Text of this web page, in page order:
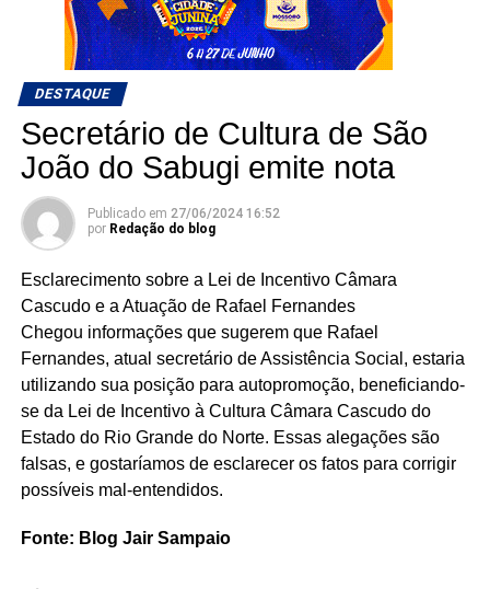
DESTAQUE
Secretário de Cultura de São
João do Sabugi emite nota
Publicado em 27/06/2024 16:52
por Redação do blog
Esclarecimento sobre a Lei de Incentivo Câmara
Cascudo e a Atuação de Rafael Fernandes
Chegou informações que sugerem que Rafael
Fernandes, atual secretário de Assistência Social, estaria
utilizando sua posição para autopromoção, beneficiando-
se da Lei de Incentivo à Cultura Câmara Cascudo do
Estado do Rio Grande do Norte. Essas alegações são
falsas, e gostaríamos de esclarecer os fatos para corrigir
possíveis mal-entendidos.
Fonte: Blog Jair Sampaio